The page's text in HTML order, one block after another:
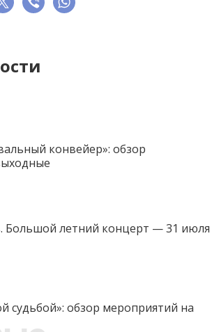
конвейер»: обзор
Большой летний концерт — 31 июля
судьбой»: обзор мероприятий на